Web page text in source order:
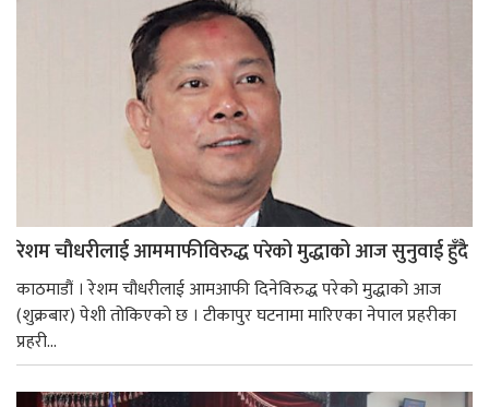
रेशम चौधरीलाई आममाफीविरुद्ध परेको मुद्धाको आज सुनुवाई हुँदै
काठमाडौं । रेशम चौधरीलाई आमआफी दिनेविरुद्ध परेको मुद्धाको आज
(शुक्रबार) पेशी तोकिएको छ । टीकापुर घटनामा मारिएका नेपाल प्रहरीका
प्रहरी...